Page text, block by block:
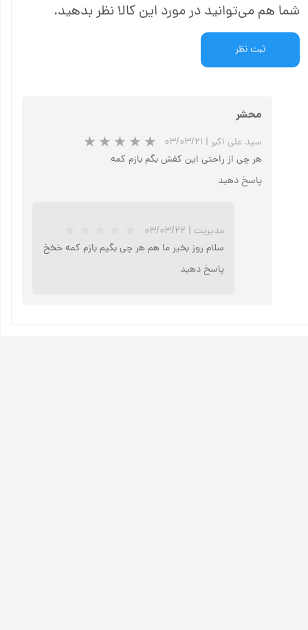
شما هم می‌توانید در مورد این کالا نظر بدهید.
ثبت نظر
محشر
سید علی اکبر | ۰۳/۰۳/۲۱
هر چی از راحتی این کفش بگم بازم کمه
پاسخ دهید
مدیریت | ۰۳/۰۳/۲۲
سلام روز بخیر ما هم هر چی بگیم بازم کمه خخخ
پاسخ دهید